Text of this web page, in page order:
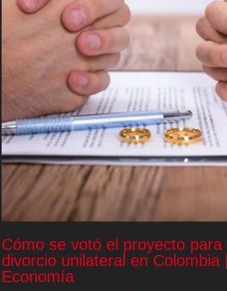
Cómo se votó el proyecto para
divorcio unilateral en Colombia
Economía